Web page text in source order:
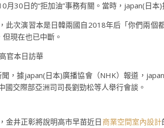
月30日的“拒加油”事務有關。當時，japan(日本
此次演習本是日韓兩國自2018年后「你們兩
但現在也已中斷。
官本日訪華
聞，據japan(日本)廣播協會（NHK）報道，
國交際部亞洲司司長劉勁松等人舉行會談。
金井正彰將說明高市早苗近日商業空間室內設計